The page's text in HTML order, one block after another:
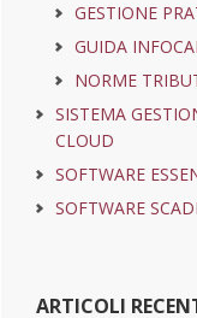
GESTIONE
GUIDA
NORME
SISTEMA
CLOUD
SOFTWARE
SOFTWARE
ARTICOLI